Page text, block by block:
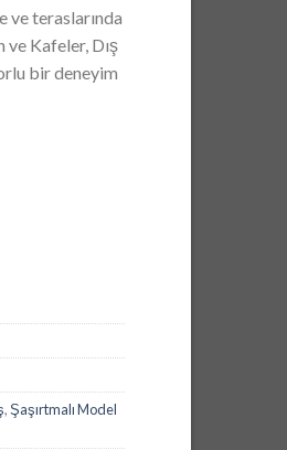
ve teraslarında
ve Kafeler, Dış
bir deneyim
Şaşırtmalı Model Pergola adet
,Şaşırtmalı Model